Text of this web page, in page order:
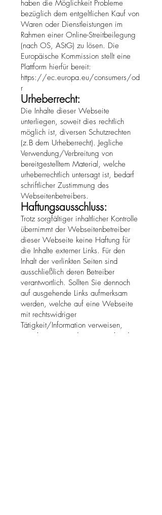
haben die Möglichkeit Probleme
bezüglich dem entgeltlichen Kauf von
Waren oder Dienstleistungen im
Rahmen einer Online-Streitbeilegung
(nach OS, AStG) zu lösen. Die
Europäische Kommission stellt eine
Plattform hierfür bereit:
https://ec.europa.eu/consumers/od
r
Urheberrecht:
Die Inhalte dieser Webseite
unterliegen, soweit dies rechtlich
möglich ist, diversen Schutzrechten
(z.B dem Urheberrecht). Jegliche
Verwendung/Verbreitung von
bereitgestelltem Material, welche
urheberrechtlich untersagt ist, bedarf
schriftlicher Zustimmung des
Webseitenbetreibers.
Haftungsausschluss:
Trotz sorgfältiger inhaltlicher Kontrolle
übernimmt der Webseitenbetreiber
dieser Webseite keine Haftung für
die Inhalte externer Links. Für den
Inhalt der verlinkten Seiten sind
ausschließlich deren Betreiber
verantwortlich. Sollten Sie dennoch
auf ausgehende Links aufmerksam
werden, welche auf eine Webseite
mit rechtswidriger
Tätigkeit/Information verweisen,
ersuchen wir um dementsprechenden